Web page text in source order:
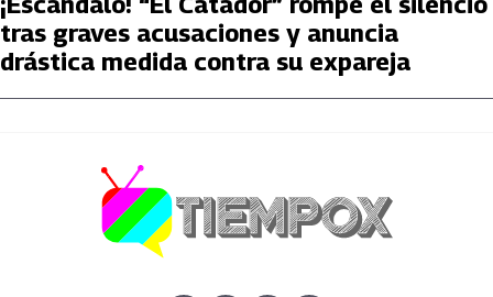
tras graves acusaciones y anuncia
drástica medida contra su expareja